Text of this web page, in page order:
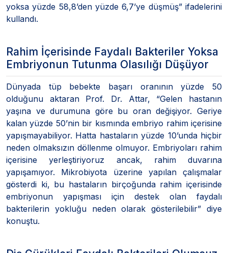
yoksa yüzde 58,8’den yüzde 6,7’ye düşmüş” ifadelerini
kullandı.
Rahim İçerisinde Faydalı Bakteriler Yoksa
Embriyonun Tutunma Olasılığı Düşüyor
Dünyada tüp bebekte başarı oranının yüzde 50
olduğunu aktaran Prof. Dr. Attar, “Gelen hastanın
yaşına ve durumuna göre bu oran değişiyor. Geriye
kalan yüzde 50’nin bir kısmında embriyo rahim içerisine
yapışmayabiliyor. Hatta hastaların yüzde 10’unda hiçbir
neden olmaksızın döllenme olmuyor. Embriyoları rahim
içerisine yerleştiriyoruz ancak, rahim duvarına
yapışamıyor. Mikrobiyota üzerine yapılan çalışmalar
gösterdi ki, bu hastaların birçoğunda rahim içerisinde
embriyonun yapışması için destek olan faydalı
bakterilerin yokluğu neden olarak gösterilebilir” diye
konuştu.